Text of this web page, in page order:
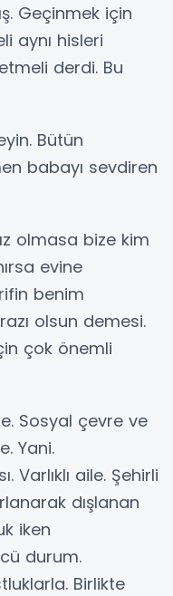
Geçinmek için
aynı hisleri
derdi. Bu
Bütün
babayı sevdiren
olmasa bize kim
evine
benim
olsun demesi.
çok önemli
Sosyal çevre ve
Yani.
Varlıklı aile. Şehirli
dışlanan
iken
durum.
Birlikte